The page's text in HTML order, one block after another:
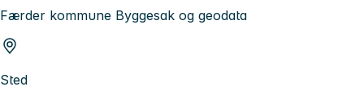
Færder kommune Byggesak og geodata
Sted